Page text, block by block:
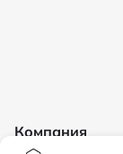
Компания